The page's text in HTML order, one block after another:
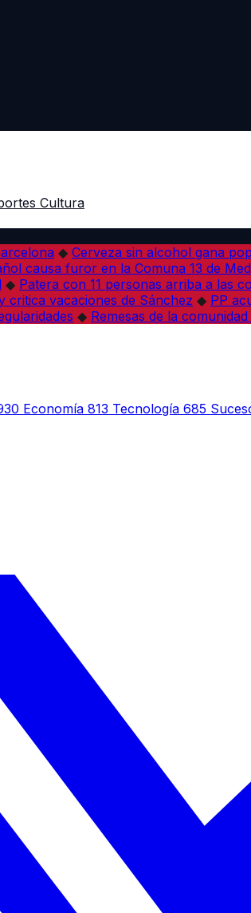
Cultura
◆ Cerveza sin alcohol gana
causa furor en la Comuna 13 de
◆ Patera con 11 personas arriba a las
critica vacaciones de Sánchez ◆ PP
◆ Remesas de la
Economía 813 Tecnología 685